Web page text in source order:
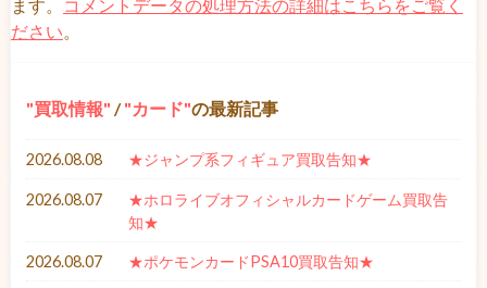
ます。
コメントデータの処理方法の詳細はこちらをご覧く
ださい
買取情報 / カード の最新記事
2026.08.08 ★ジャンプ系フィギュア買取告知★
2026.08.07
★ホロライブオフィシャルカードゲーム買取告
知★
2026.08.07 ★ポケモンカードPSA10買取告知★